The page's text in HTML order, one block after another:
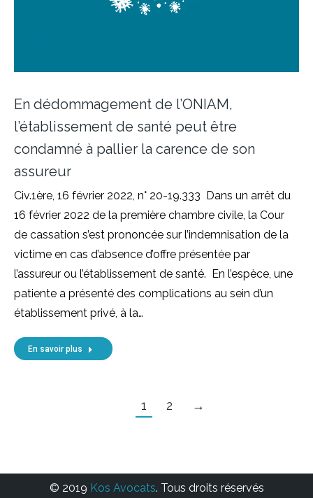
En dédommagement de l’ONIAM,
l’établissement de santé peut être
condamné à pallier la carence de son
assureur
Civ.1ère, 16 février 2022, n° 20-19.333 Dans un arrêt du
16 février 2022 de la première chambre civile, la Cour
de cassation s’est prononcée sur l’indemnisation de la
victime en cas d’absence d’offre présentée par
l’assureur ou l’établissement de santé. En l’espèce, une
patiente a présenté des complications au sein d’un
établissement privé, à la…
En savoir plus
1 2 →
© 2019 Kos Avocats. Tous droits réservés